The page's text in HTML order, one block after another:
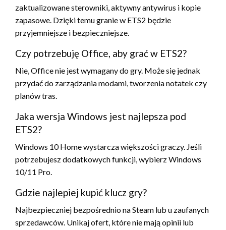
zaktualizowane sterowniki, aktywny antywirus i kopie
zapasowe. Dzięki temu granie w ETS2 będzie
przyjemniejsze i bezpieczniejsze.
Czy potrzebuję Office, aby grać w ETS2?
Nie, Office nie jest wymagany do gry. Może się jednak
przydać do zarządzania modami, tworzenia notatek czy
planów tras.
Jaka wersja Windows jest najlepsza pod
ETS2?
Windows 10 Home wystarcza większości graczy. Jeśli
potrzebujesz dodatkowych funkcji, wybierz Windows
10/11 Pro.
Gdzie najlepiej kupić klucz gry?
Najbezpieczniej bezpośrednio na Steam lub u zaufanych
sprzedawców. Unikaj ofert, które nie mają opinii lub